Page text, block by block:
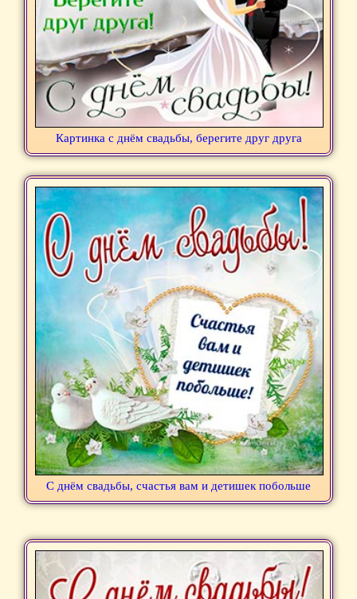
Картинка с днём свадьбы, берегите друг друга
С днём свадьбы, счастья вам и детишек побольше